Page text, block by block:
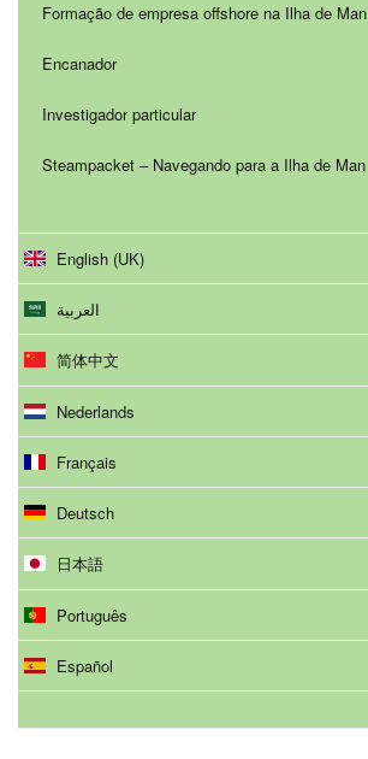
Formação de empresa offshore na Ilha de Man
Encanador
Investigador particular
Steampacket – Navegando para a Ilha de Man
English (UK)
العربية
简体中文
Nederlands
Français
Deutsch
日本語
Português
Español